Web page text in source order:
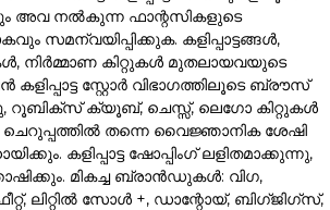
അവ നൽകുന്ന ഫാന്റസികളുടെ
സമന്വയിപ്പിക്കുക. കളിപ്പാട്ടങ്ങൾ,
നിർമ്മാണ കിറ്റുകൾ മുതലായവയുടെ
സ്റ്റോർ വിഭാഗത്തിലൂടെ ബ്രൗസ്
ക്യൂബ്, ചെസ്സ്, ലെഗോ കിറ്റുകൾ
തന്നെ വൈജ്ഞാനിക ശേഷി
കളിപ്പാട്ട ഷോപ്പിംഗ് ലളിതമാക്കുന്നു,
മികച്ച ബ്രാൻഡുകൾ: വിഗ,
ലിറ്റിൽ സോൾ +, ഡാന്റോയ്, ബിഗ്ജിഗ്സ്,